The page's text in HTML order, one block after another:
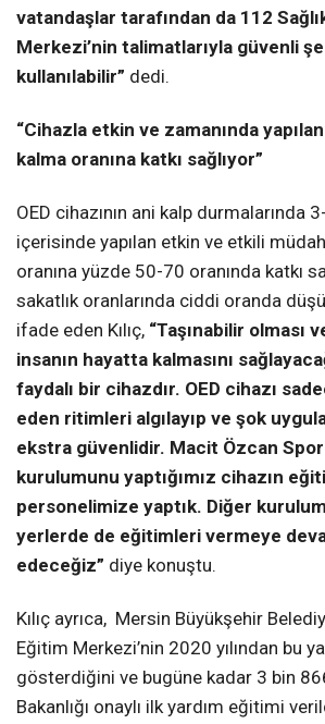
vatandaşlar tarafından da 112
Merkezi’nin talimatlarıyla güvenli
kullanılabilir” dedi.
“Cihazla etkin ve zamanında
kalma oranına katkı sağlıyor”
OED cihazının ani kalp durmalarında
içerisinde yapılan etkin ve etkili
oranına yüzde 50-70 oranında katkı
sakatlık oranlarında ciddi oranda
ifade eden Kılıç, “Taşınabilir olması
insanın hayatta kalmasını
faydalı bir cihazdır. OED cihazı
eden ritimleri algılayıp ve şok
ekstra güvenlidir. Macit Özcan Spor
kurulumunu yaptığımız cihazın
personelimize yaptık. Diğer kurulum
yerlerde de eğitimleri vermeye
edeceğiz” diye konuştu.
Kılıç ayrıca, Mersin Büyükşehir
Eğitim Merkezi’nin 2020 yılından bu
gösterdiğini ve bugüne kadar 3 bin
Bakanlığı onaylı ilk yardım eğitimi